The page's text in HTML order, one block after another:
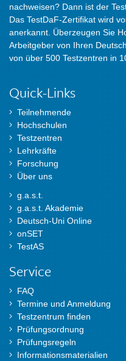
nachweisen? Dann ist der
Das TestDaF-Zertifikat wird
anerkannt. Überzeugen Sie
Arbeitgeber von Ihren
von über 500 Testzentren in
Quick-Links
Teilnehmende
Hochschulen
Testzentren
Lehrkräfte
Forschung
Über uns
g.a.s.t.
g.a.s.t. Akademie
Deutsch-Uni Online
onSET
TestAS
Service
FAQ
Termine und Anmeldung
Testzentrum finden
Prüfungsordnung
Prüfungsregeln
Informationsmaterialien